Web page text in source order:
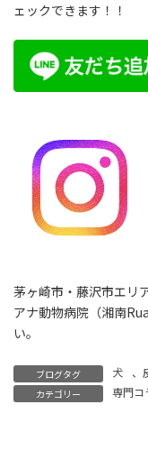
ェックできます！！
茅ヶ崎市・藤沢市エリ
アナ動物病院（湘南
い。
ブログタグ 犬 、
カテゴリー 専門コ